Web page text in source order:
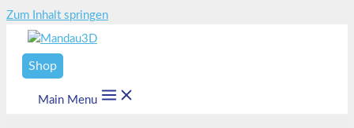
Zum Inhalt springen
Shop
Main Menu